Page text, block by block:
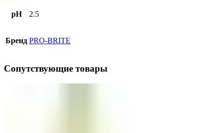
pH 2.5
Бренд PRO-BRITE
Сопутствующие товары